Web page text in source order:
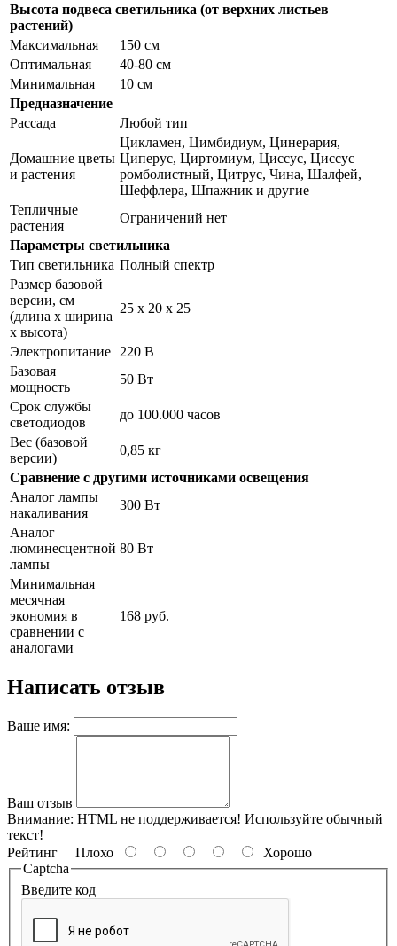
Высота подвеса светильника (от верхних листьев
растений)
Максимальная
150 см
Оптимальная
40-80 см
Минимальная
10 см
Предназначение
Рассада
Любой тип
Домашние цветы
и растения
Цикламен, Цимбидиум, Цинерария,
Циперус, Циртомиум, Циссус, Циссус
ромболистный, Цитрус, Чина, Шалфей,
Шеффлера, Шпажник и другие
Тепличные
растения
Ограничений нет
Параметры светильника
Тип светильника Полный спектр
Размер базовой
версии, см
(длина х ширина
х высота)
25 х 20 х 25
Электропитание
220 В
Базовая
мощность
50 Вт
Срок службы
светодиодов
до 100.000 часов
Вес (базовой
версии)
0,85 кг
Сравнение с другими источниками освещения
Аналог лампы
накаливания
300 Вт
Аналог
люминесцентной
лампы
80 Вт
Минимальная
месячная
экономия в
сравнении с
аналогами
168 руб.
Написать отзыв
Ваше имя:
Ваш отзыв
Внимание: HTML не поддерживается! Используйте обычный
текст!
Рейтинг Плохо
Хорошо
Captcha
Введите код